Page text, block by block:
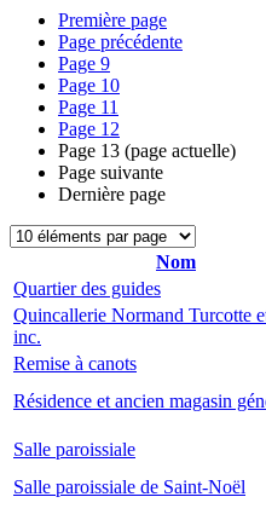
Première page
Page précédente
Page 9
Page 10
Page 11
Page 12
Page 13 (page actuelle)
Page suivante
Dernière page
Nom
Quartier des guides
Quincallerie Normand Turcotte
inc.
Remise à canots
Résidence et ancien magasin
Salle paroissiale
Salle paroissiale de Saint-Noël